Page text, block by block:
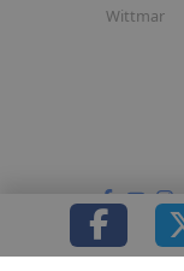
Wittmar